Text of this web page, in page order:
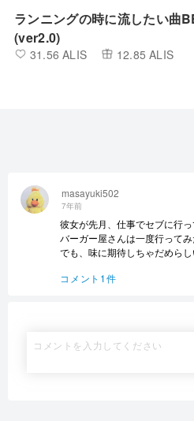
ランニングの時に流したい曲
(ver2.0)
31.56 ALIS 12.85 ALIS
masayuki502
7年前
彼女が先月、仕事でセブに行
バーガー屋さんは一度行って
でも、味に期待しちゃだめら
コメント1件